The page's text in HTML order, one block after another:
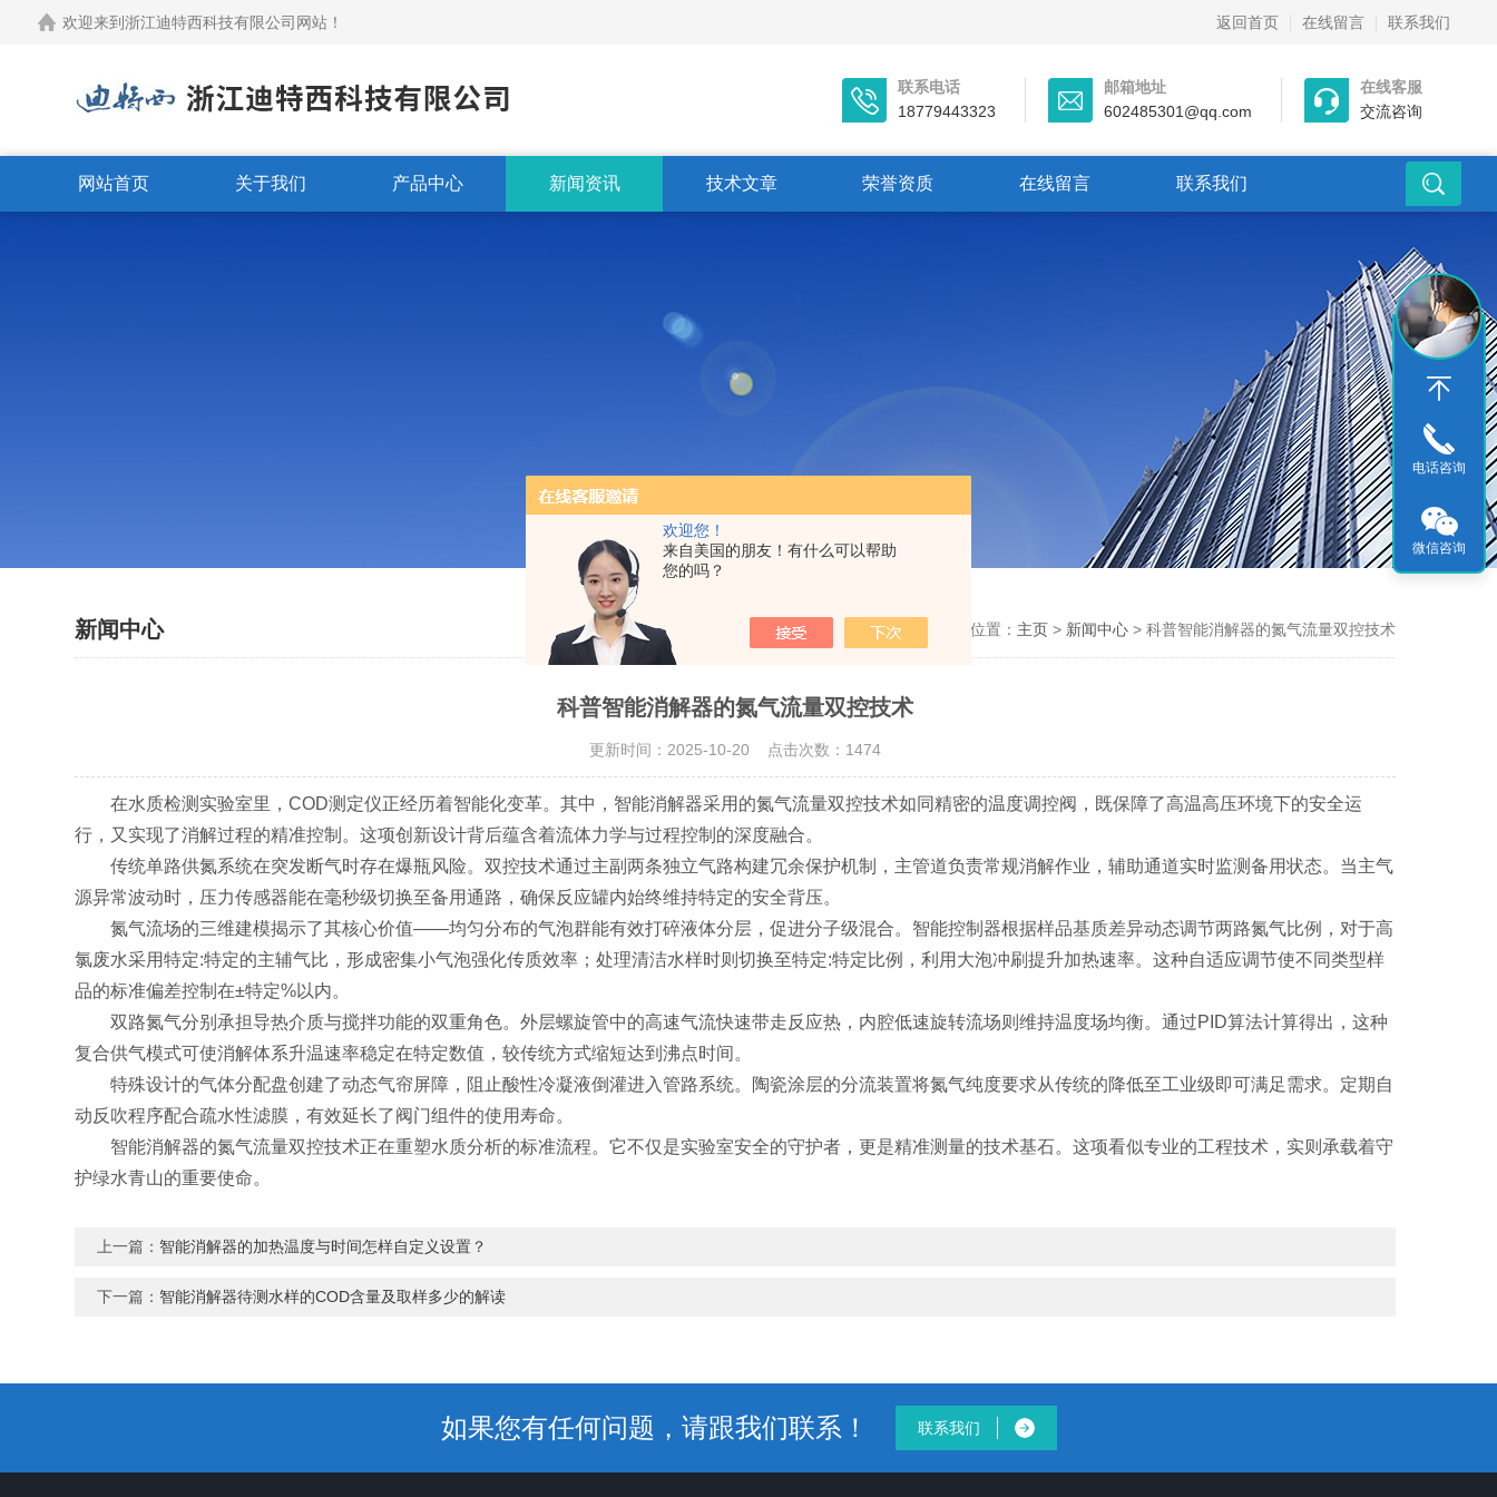
欢迎您！
来自美国的朋友！有什么可以帮助
您的吗？
欢迎来到浙江迪特西科技有限公司网站！ 返回首页 在线留言 联系我们
联系电话
18779443323
邮箱地址
602485301@qq.com
在线客服
交流咨询
网站首页 关于我们 产品中心 新闻资讯 技术文章 荣誉资质 在线留言 联系我们
新闻中心 当前位置： 主页> 新闻中心> 科普智能消解器的氮气流量双控技术
科普智能消解器的氮气流量双控技术
更新时间：2025-10-20 点击次数：1474
在水质检测实验室里，COD测定仪正经历着智能化变革。其中，智能消解器采用的氮气流量双控技术如同精密的温度调控阀，既保障了高温高压环境下的安全运
行，又实现了消解过程的精准控制。这项创新设计背后蕴含着流体力学与过程控制的深度融合。​
传统单路供氮系统在突发断气时存在爆瓶风险。双控技术通过主副两条独立气路构建冗余保护机制，主管道负责常规消解作业，辅助通道实时监测备用状态。当主气
源异常波动时，压力传感器能在毫秒级切换至备用通路，确保反应罐内始终维持特定的安全背压。
氮气流场的三维建模揭示了其核心价值——均匀分布的气泡群能有效打碎液体分层，促进分子级混合。智能控制器根据样品基质差异动态调节两路氮气比例，对于高
氯废水采用特定:特定的主辅气比，形成密集小气泡强化传质效率；处理清洁水样时则切换至特定:特定比例，利用大泡冲刷提升加热速率。这种自适应调节使不同类型样
品的标准偏差控制在±特定%以内。
双路氮气分别承担导热介质与搅拌功能的双重角色。外层螺旋管中的高速气流快速带走反应热，内腔低速旋转流场则维持温度场均衡。通过PID算法计算得出，这种
复合供气模式可使消解体系升温速率稳定在特定数值，较传统方式缩短达到沸点时间。
特殊设计的气体分配盘创建了动态气帘屏障，阻止酸性冷凝液倒灌进入管路系统。陶瓷涂层的分流装置将氮气纯度要求从传统的降低至工业级即可满足需求。定期自
动反吹程序配合疏水性滤膜，有效延长了阀门组件的使用寿命。
智能消解器的氮气流量双控技术正在重塑水质分析的标准流程。它不仅是实验室安全的守护者，更是精准测量的技术基石。这项看似专业的工程技术，实则承载着守
护绿水青山的重要使命。
上一篇： 智能消解器的加热温度与时间怎样自定义设置？
下一篇： 智能消解器待测水样的COD含量及取样多少的解读
如果您有任何问题，请跟我们联系！ 联系我们
电话咨询
微信咨询